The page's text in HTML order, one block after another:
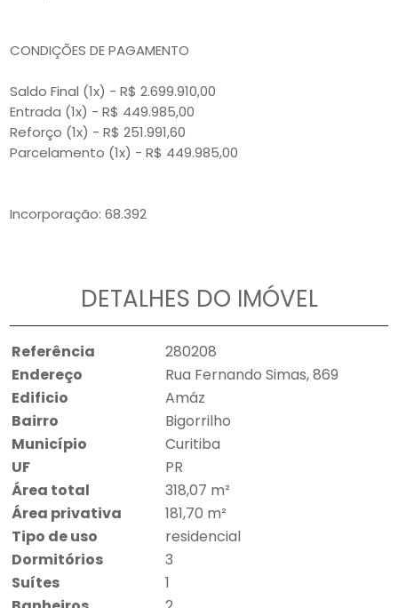
CONDIÇÕES DE PAGAMENTO
Saldo Final (1x) - R$ 2.699.910,00
Entrada (1x) - R$ 449.985,00
Reforço (1x) - R$ 251.991,60
Parcelamento (1x) - R$ 449.985,00
Incorporação: 68.392
DETALHES DO IMÓVEL
Referência
280208
Endereço
Rua Fernando Simas, 869
Edificio
Amáz
Bairro
Bigorrilho
Município
Curitiba
UF
PR
Área total
318,07 m²
Área privativa
181,70 m²
Tipo de uso
residencial
Dormitórios
3
Suítes
1